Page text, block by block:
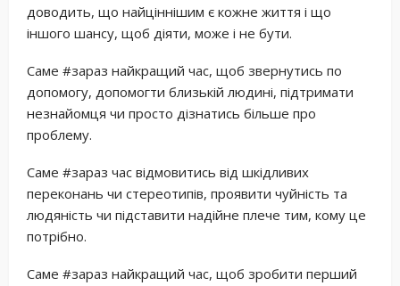
доводить, що найціннішим є кожне життя і що
іншого шансу, щоб діяти, може і не бути.
Саме #зараз найкращий час, щоб звернутись по
допомогу, допомогти близькій людині, підтримати
незнайомця чи просто дізнатись більше про
проблему.
Саме #зараз час відмовитись від шкідливих
переконань чи стереотипів, проявити чуйність та
людяність чи підставити надійне плече тим, кому це
потрібно.
Саме #зараз найкращий час, щоб зробити перший